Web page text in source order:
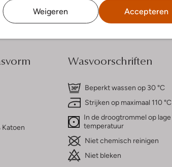
Weigeren Accepteren
& retourneren
Katoen
Wasvoorschriften
Beperkt wassen op 30 °C
Strijken op maximaal 110 °C
In de droogtrommel op lage
temperatuur
Niet chemisch reinigen
Niet bleken